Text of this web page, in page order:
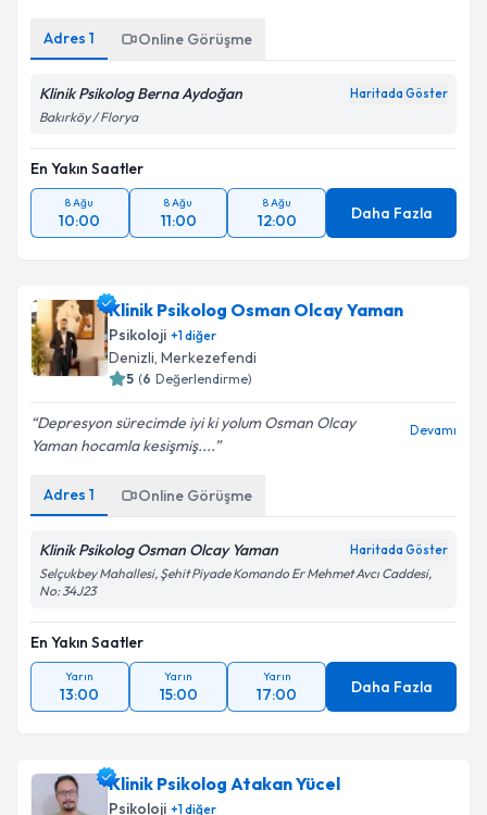
Adres 1 Online Görüşme
Klinik Psikolog Berna Aydoğan Haritada Göster
Bakırköy / Florya
En Yakın Saatler
8 Ağu
10:00
8 Ağu
11:00
8 Ağu
12:00 Daha Fazla
Klinik Psikolog Osman Olcay Yaman
Psikoloji +1diğer
Denizli, Merkezefendi
5 (6 Değerlendirme)
Depresyon sürecimde iyi ki yolum Osman Olcay
Yaman hocamla kesişmiş....
Devamı
Adres 1 Online Görüşme
Klinik Psikolog Osman Olcay Yaman Haritada Göster
Selçukbey Mahallesi, Şehit Piyade Komando Er Mehmet Avcı Caddesi,
No: 34J23
En Yakın Saatler
Yarın
13:00
Yarın
15:00
Yarın
17:00 Daha Fazla
Klinik Psikolog Atakan Yücel
Psikoloji +1diğer